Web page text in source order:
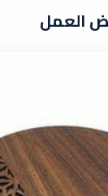
العمل